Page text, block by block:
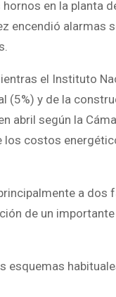
en la planta
encendió alarmas
el Instituto
(5%) y de la
abril según la
costos
a
de un
esquemas